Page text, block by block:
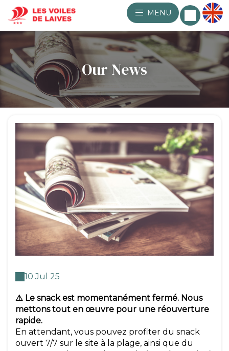
MENU
Our News
10 Jul 25
⚠️ Le snack est momentanément fermé. Nous
mettons tout en œuvre pour une réouverture
rapide.
En attendant, vous pouvez profiter du snack
ouvert 7/7 sur le site à la plage, ainsi que du